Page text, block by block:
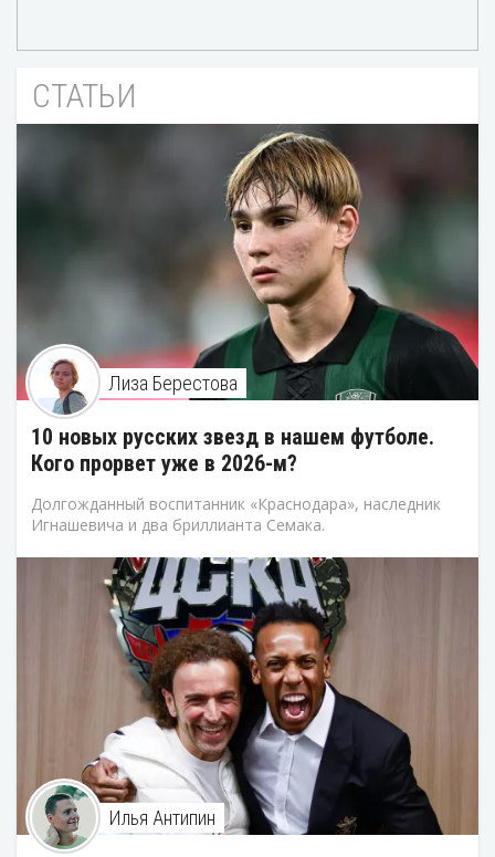
СТАТЬИ
Лиза Берестова
10 новых русских звезд в нашем футболе.
Кого прорвет уже в 2026-м?
Долгожданный воспитанник «Краснодара», наследник
Игнашевича и два бриллианта Семака.
Илья Антипин